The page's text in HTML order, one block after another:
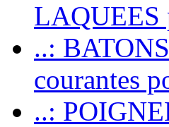
LAQUEES
..:
courantes
..: